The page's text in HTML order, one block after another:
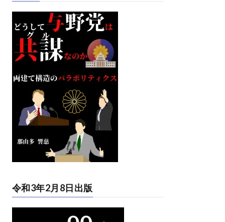
令和3年2月8日出版